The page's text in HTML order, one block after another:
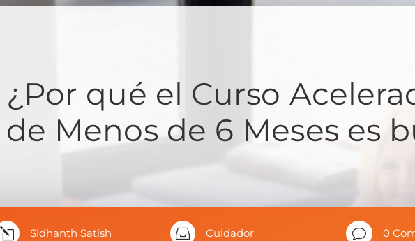
¿Por qué el Curso
de Menos de 6 Meses es
l Sidhanth Satish  Cuidador v 0